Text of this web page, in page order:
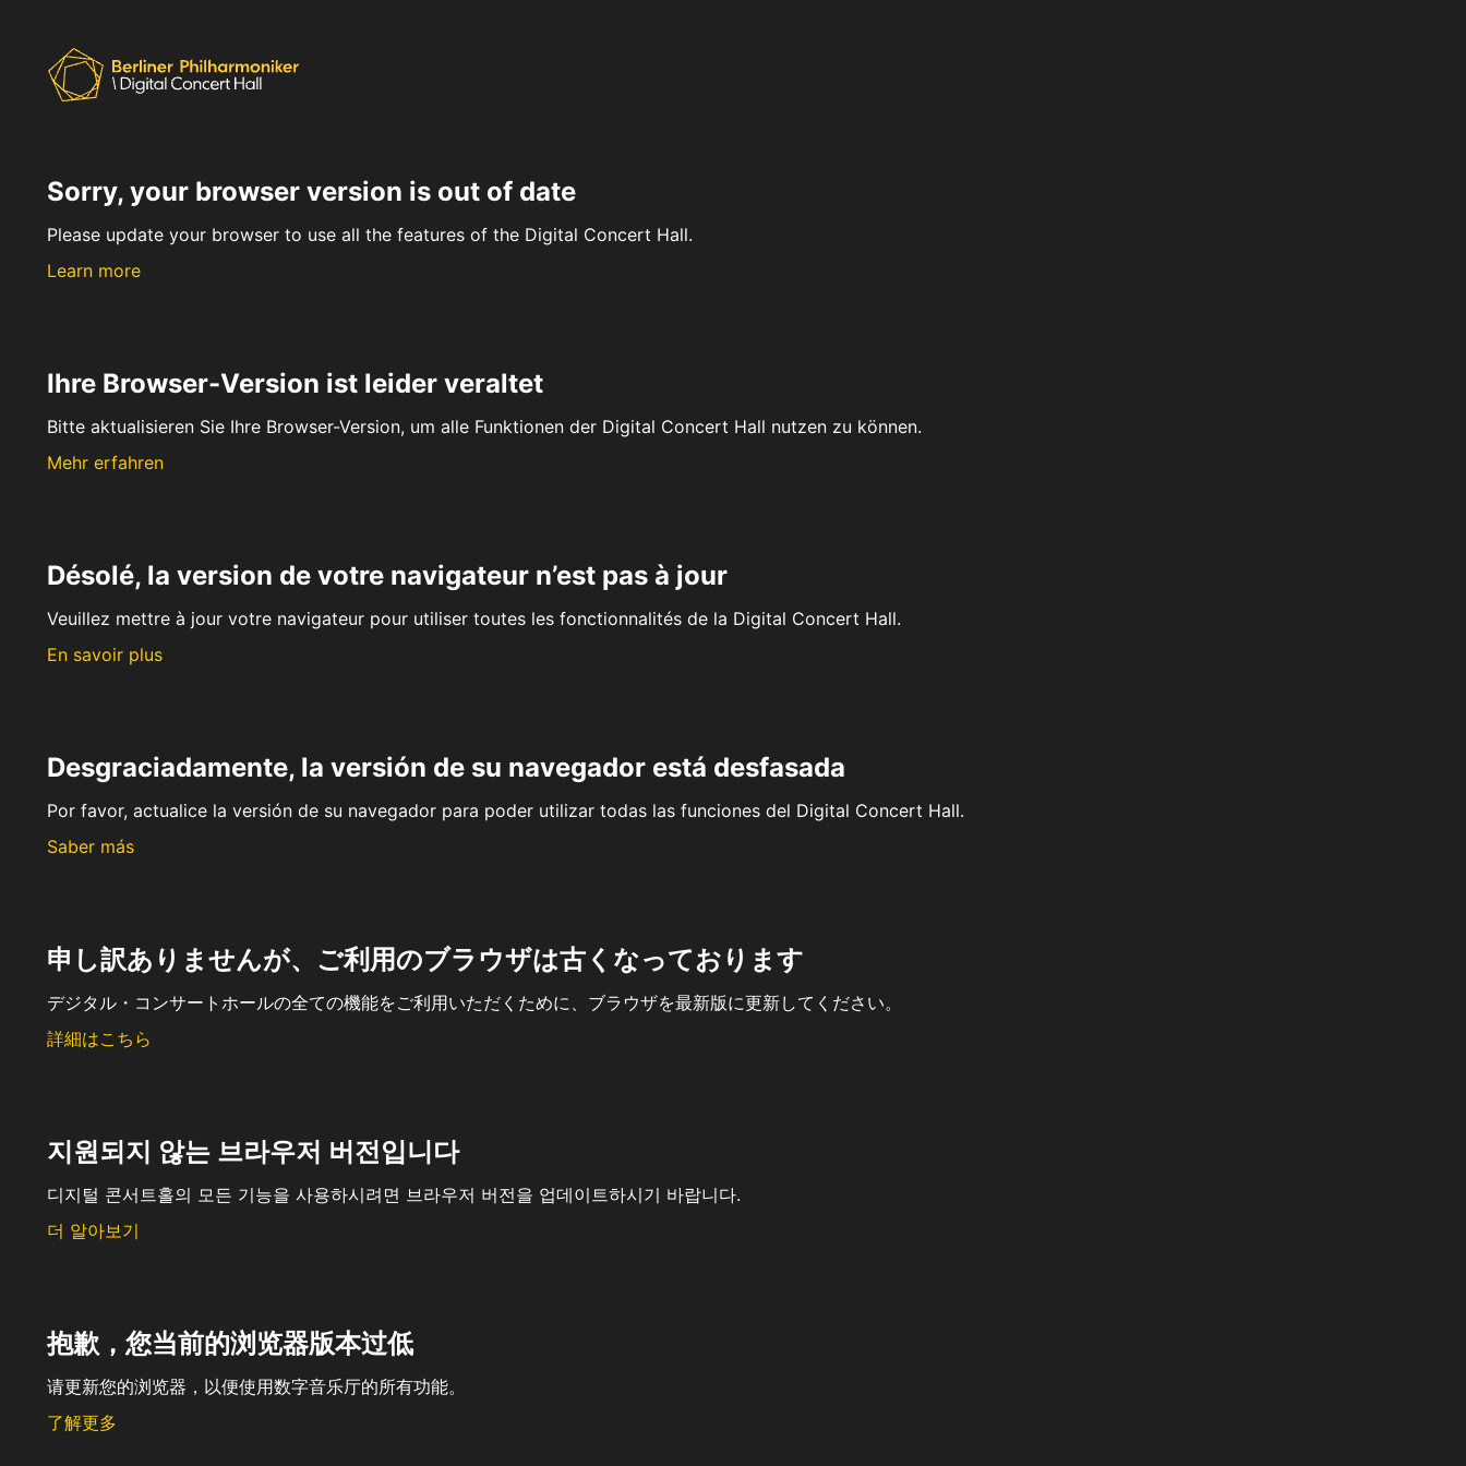
Sorry, your browser version is out of date
Please update your browser to use all the features of the Digital Concert Hall.
Learn more
Ihre Browser-Version ist leider veraltet
Bitte aktualisieren Sie Ihre Browser-Version, um alle Funktionen der Digital Concert Hall nutzen zu können.
Mehr erfahren
Désolé, la version de votre navigateur n’est pas à jour
Veuillez mettre à jour votre navigateur pour utiliser toutes les fonctionnalités de la Digital Concert Hall.
En savoir plus
Desgraciadamente, la versión de su navegador está desfasada
Por favor, actualice la versión de su navegador para poder utilizar todas las funciones del Digital Concert Hall.
Saber más
申し訳ありませんが、ご利用のブラウザは古くなっております
デジタル・コンサートホールの全ての機能をご利用いただくために、ブラウザを最新版に更新してください。
詳細はこちら
지원되지 않는 브라우저 버전입니다
디지털 콘서트홀의 모든 기능을 사용하시려면 브라우저 버전을 업데이트하시기 바랍니다.
더 알아보기
抱歉，您当前的浏览器版本过低
请更新您的浏览器，以便使用数字音乐厅的所有功能。
了解更多